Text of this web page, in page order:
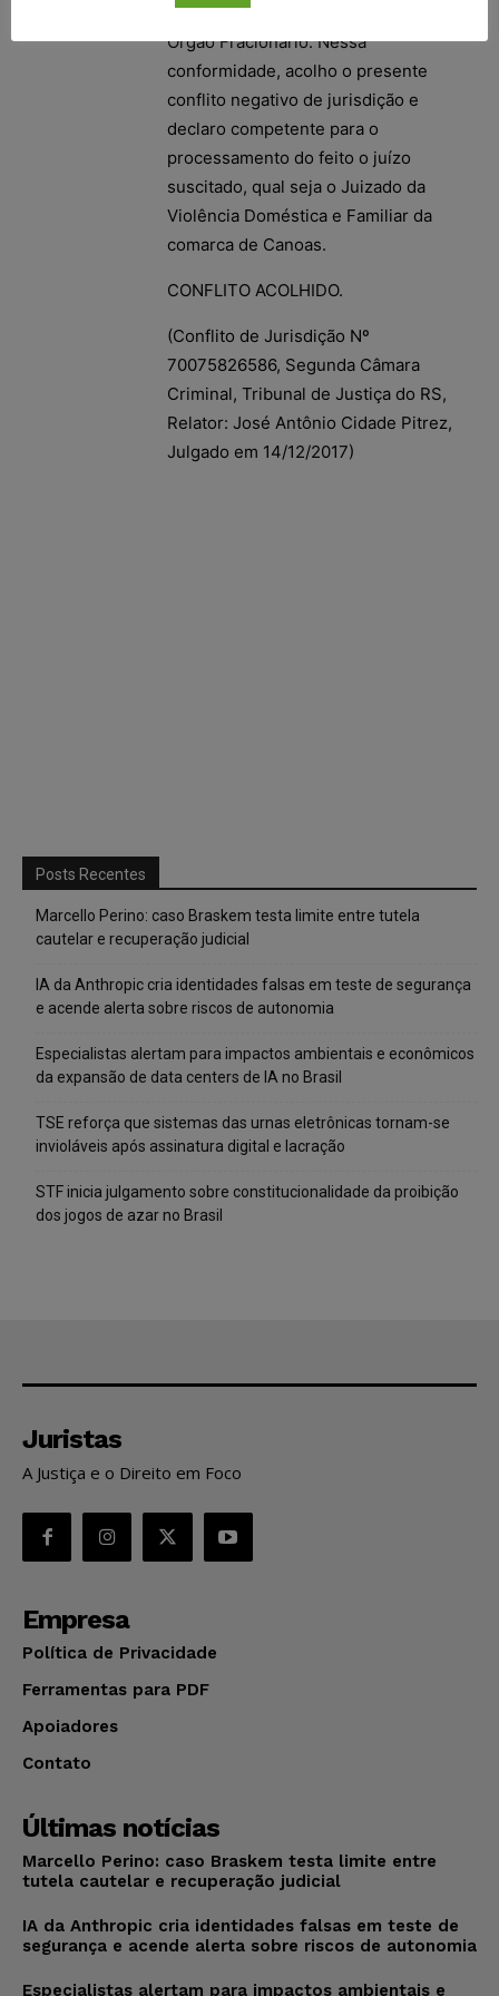
jurisprudencial firmado por este
Órgão Fracionário. Nessa
conformidade, acolho o presente
conflito negativo de jurisdição e
declaro competente para o
processamento do feito o juízo
suscitado, qual seja o Juizado da
Violência Doméstica e Familiar da
comarca de Canoas.
CONFLITO ACOLHIDO.
(Conflito de Jurisdição Nº
70075826586, Segunda Câmara
Criminal, Tribunal de Justiça do RS,
Relator: José Antônio Cidade Pitrez,
Julgado em 14/12/2017)
Posts Recentes
Marcello Perino: caso Braskem testa limite entre tutela
cautelar e recuperação judicial
IA da Anthropic cria identidades falsas em teste de segurança
e acende alerta sobre riscos de autonomia
Especialistas alertam para impactos ambientais e econômicos
da expansão de data centers de IA no Brasil
TSE reforça que sistemas das urnas eletrônicas tornam-se
invioláveis após assinatura digital e lacração
STF inicia julgamento sobre constitucionalidade da proibição
dos jogos de azar no Brasil
Juristas
A Justiça e o Direito em Foco
Empresa
Política de Privacidade
Ferramentas para PDF
Apoiadores
Contato
Últimas notícias
Marcello Perino: caso Braskem testa limite entre
tutela cautelar e recuperação judicial
IA da Anthropic cria identidades falsas em teste de
segurança e acende alerta sobre riscos de autonomia
Especialistas alertam para impactos ambientais e